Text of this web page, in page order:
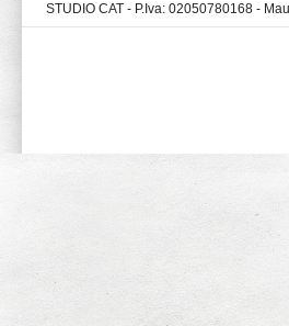
STUDIO CAT - P.Iva: 02050780168 -